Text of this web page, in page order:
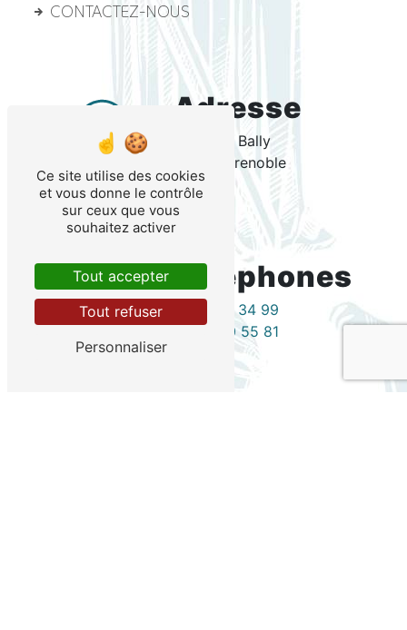
CONTACTEZ-NOUS
Adresse
4 Rue Dr Bally
38000 Grenoble
Téléphones
04 76 15 34 99
04 76 40 55 81
Ce site utilise des cookies
et vous donne le contrôle
sur ceux que vous
souhaitez activer
Tout accepter
Tout refuser
Personnaliser